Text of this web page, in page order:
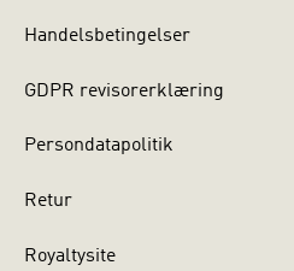
Handelsbetingelser
GDPR revisorerklæring
Persondatapolitik
Retur
Royaltysite